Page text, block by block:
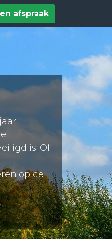
afspraak
is. Of
op de